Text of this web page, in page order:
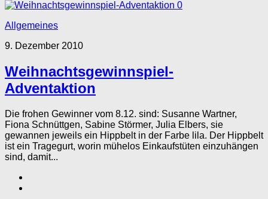
0
Allgemeines
9. Dezember 2010
Weihnachtsgewinnspiel-
Adventaktion
Die frohen Gewinner vom 8.12. sind: Susanne Wartner,
Fiona Schnüttgen, Sabine Störmer, Julia Elbers, sie
gewannen jeweils ein Hippbelt in der Farbe lila. Der Hippbelt
ist ein Tragegurt, worin mühelos Einkaufstüten einzuhängen
sind, damit...